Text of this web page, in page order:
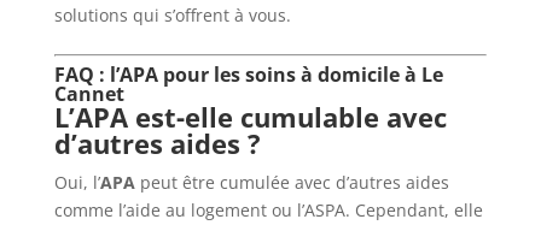
solutions qui s’offrent à vous.
FAQ : l’APA pour les soins à domicile à Le
Cannet
L’APA est-elle cumulable avec
d’autres aides ?
Oui, l’APApeut être cumulée avec d’autres aides
comme l’aide au logement ou l’ASPA. Cependant, elle